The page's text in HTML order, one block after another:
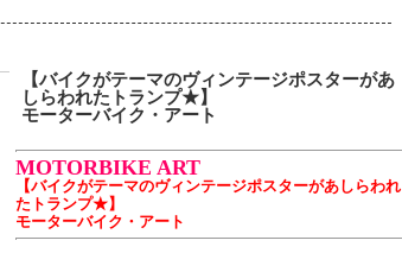
【バイクがテーマのヴィンテージポスターがあ
しらわれたトランプ★】
モーターバイク・アート
MOTORBIKE ART
【バイクがテーマのヴィンテージポスターがあしらわれ
たトランプ★】
モーターバイク・アート